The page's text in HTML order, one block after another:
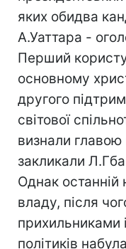
яких обидва
А.Уаттара -
Перший
основному
другого
світової
визнали главою
закликали
Однак останній
владу, після
прихильниками
політиків